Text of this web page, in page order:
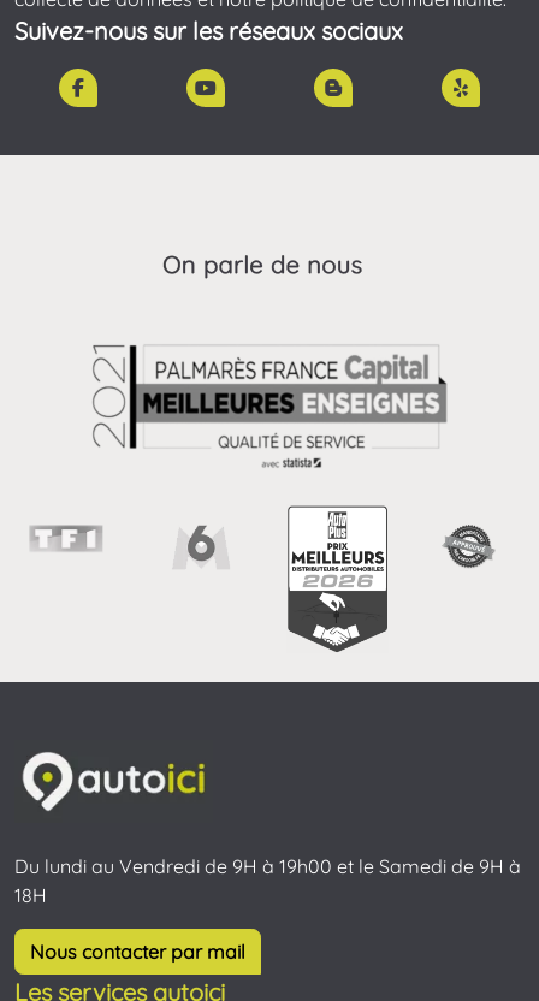
Suivez-nous sur les réseaux sociaux
Du lundi au Vendredi de 9H à 19h00 et le Samedi de 9H à
18H
Nous contacter par mail
Les services autoici